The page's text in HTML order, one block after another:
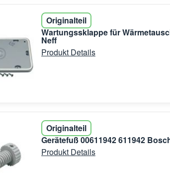
Originalteil
Wartungssklappe für
Neff
Produkt Details
Originalteil
Gerätefuß 00611942 611942
Produkt Details